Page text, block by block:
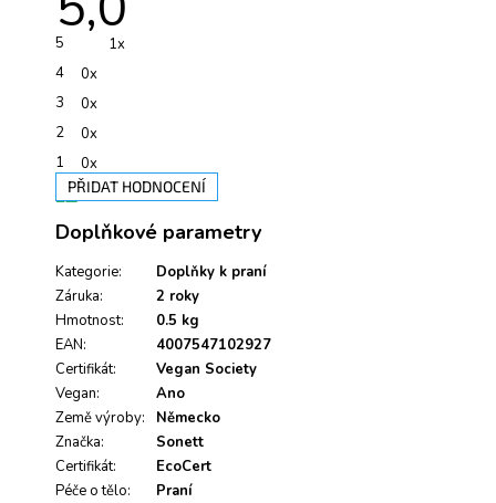
5
1x
4
0x
3
0x
2
0x
1
0x
PŘIDAT HODNOCENÍ
ý
i
s
h
d
n
o
c
e
n
í
Doplňkové parametry
Kategorie:
Doplňky k praní
Záruka:
2 roky
Hmotnost:
0.5 kg
EAN:
4007547102927
Certifikát:
Vegan Society
Vegan:
Ano
Země výroby:
Německo
Značka:
Sonett
Certifikát:
EcoCert
Péče o tělo: Praní